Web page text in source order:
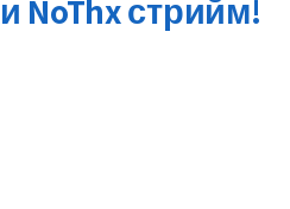
NoThx стрийм!